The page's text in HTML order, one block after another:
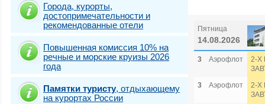
Города, курорты,
достопримечательности и
рекомендованные отели
Повышенная комиссия 10% на
речные и морские круизы 2026
года
Памятки туристу, отдыхающему
на курортах России
Пятница
14.08.2026
3 Аэрофлот
2-Х
3
Аэрофлот
2-Х